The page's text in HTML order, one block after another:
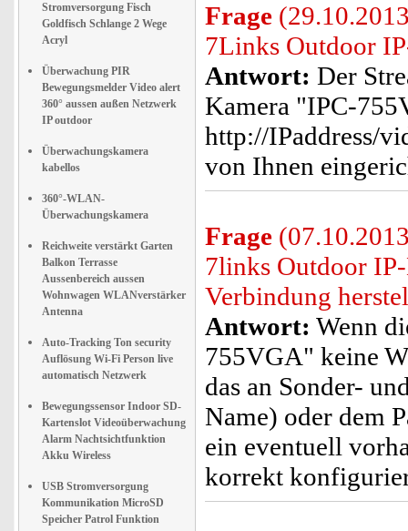
Stromversorgung Fisch
Goldfisch Schlange 2 Wege
Acryl
Überwachung PIR
Bewegungsmelder Video alert
360° aussen außen Netzwerk
IP outdoor
Überwachungskamera
kabellos
360°-WLAN-
Überwachungskamera
Reichweite verstärkt Garten
Balkon Terrasse
Aussenbereich aussen
Wohnwagen WLANverstärker
Antenna
Auto-Tracking Ton security
Auflösung Wi-Fi Person live
automatisch Netzwerk
Bewegungssensor Indoor SD-
Kartenslot Videoüberwachung
Alarm Nachtsichtfunktion
Akku Wireless
USB Stromversorgung
Kommunikation MicroSD
Speicher Patrol Funktion
Frage
7Links Outdoor
Antwort: Der
Kamera "IPC-
http://IPaddress/
von Ihnen
Frage
7links Outdoor
Verbindung
Antwort: Wenn
755VGA" keine
das an Sonder-
Name) oder dem
ein eventuell
korrekt